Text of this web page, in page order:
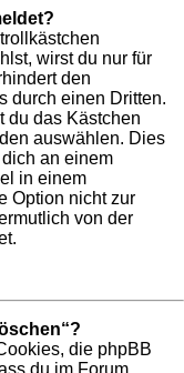
wirst du nur für
den
durch einen Dritten.
du das Kästchen
auswählen. Dies
an einem
in einem
Option nicht zur
von der
die phpBB
du im Forum